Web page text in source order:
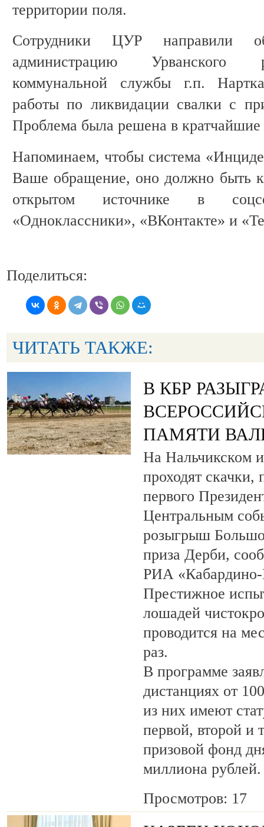
территории поля.
Сотрудники ЦУР направили
администрацию Урванского
коммунальной службы г.п.
работы по ликвидации свалки с
Проблема была решена в кратчайшие
Напоминаем, чтобы система
Ваше обращение, оно должно быть
открытом источнике в
«Одноклассники», «ВКонтакте» и
Поделиться:
ЧИТАТЬ ТАКЖЕ:
В КБР
ПАМЯТИ
На Нальчикском
проходят
первого
Центральным
розыгрыш
приза Дерби,
РИА «Кабардино-
Престижное
лошадей
проводится на
раз.
В программе
дистанциях от
из них имеют
первой, второй и
призовой фонд
миллиона рублей.
Просмотров: 17